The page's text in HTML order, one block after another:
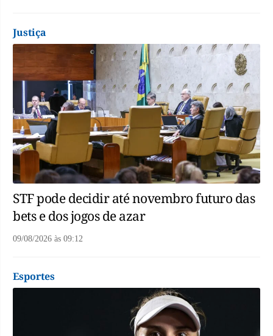
Justiça
STF pode decidir até novembro futuro das
bets e dos jogos de azar
09/08/2026 às 09:12
Esportes